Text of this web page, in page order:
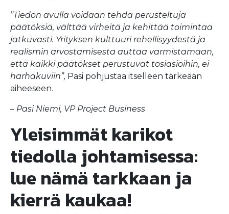
”Tiedon avulla voidaan tehdä perusteltuja
päätöksiä, välttää virheitä ja kehittää toimintaa
jatkuvasti. Yrityksen kulttuuri rehellisyydestä ja
realismin arvostamisesta auttaa varmistamaan,
että kaikki päätökset perustuvat tosiasioihin, ei
harhakuviin”, Pasi pohjustaa itselleen tärkeään
aiheeseen.
– Pasi Niemi, VP Project Business
Yleisimmät karikot
tiedolla johtamisessa:
lue nämä tarkkaan ja
kierrä kaukaa!